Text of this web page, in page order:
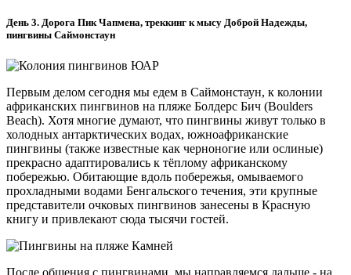
День 3. Дорога Пик Чапмена, треккинг к мысу Доброй Надежды,
пингвины Саймонстаун
Первым делом сегодня мы едем в Саймонстаун, к колонии
африканских пингвинов на пляже Болдерс Бич (Boulders
Beach). Хотя многие думают, что пингвины живут только в
холодных антарктических водах, южноафриканские
пингвины (также известные как черноногие или ослиные)
прекрасно адаптировались к тёплому африканскому
побережью. Обитающие вдоль побережья, омываемого
прохладными водами Бенгальского течения, эти крупные
представители очковых пингвинов занесены в Красную
книгу и привлекают сюда тысячи гостей.